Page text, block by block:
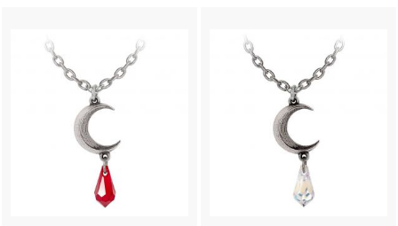
Chemise 'Ishmael' Blanc Cassé